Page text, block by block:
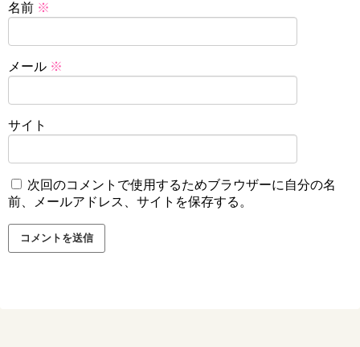
名前 ※
メール ※
サイト
次回のコメントで使用するためブラウザーに自分の名
前、メールアドレス、サイトを保存する。